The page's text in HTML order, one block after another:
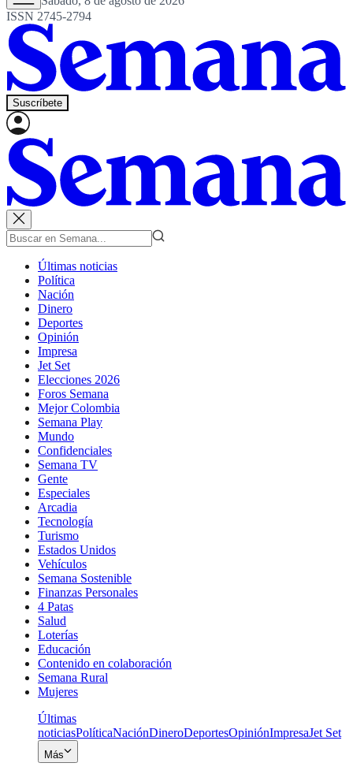
ISSN 2745-2794
Suscríbete
Últimas noticias
Política
Nación
Dinero
Deportes
Opinión
Impresa
Jet Set
Elecciones 2026
Foros Semana
Mejor Colombia
Semana Play
Mundo
Confidenciales
Semana TV
Gente
Especiales
Arcadia
Tecnología
Turismo
Estados Unidos
Vehículos
Semana Sostenible
Finanzas Personales
4 Patas
Salud
Loterías
Educación
Contenido en colaboración
Semana Rural
Mujeres
Últimas
noticiasPolíticaNaciónDineroDeportesOpiniónImpresaJet Set
Más